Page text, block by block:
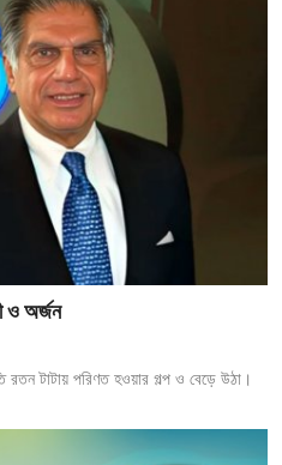
ও অর্জন
রতন টাটায় পরিণত হওয়ার গল্প ও বেড়ে উঠা।